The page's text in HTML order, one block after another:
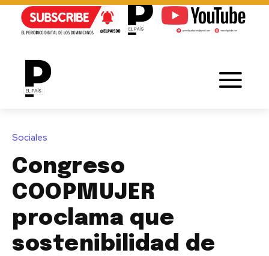
Sociales
Congreso
COOPMUJER
proclama que
sostenibilidad de